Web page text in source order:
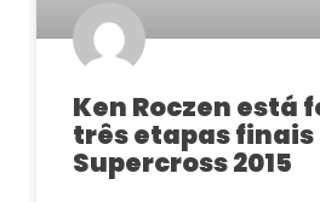
Ken Roczen está
três etapas finais
Supercross 2015